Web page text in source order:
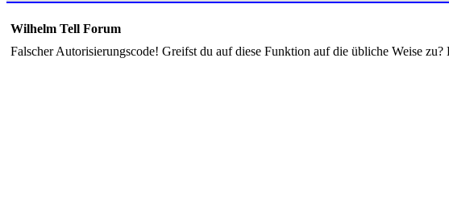
Wilhelm Tell Forum
Falscher Autorisierungscode! Greifst du auf diese Funktion auf die übliche Weise zu?